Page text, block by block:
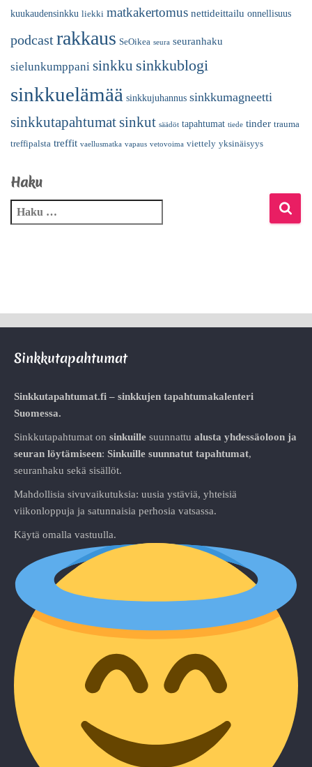
kuukaudensinkku liekki matkakertomus nettideittailu onnellisuus
podcastrakkaus SeOikea seura seuranhaku
sielunkumppani sinkku sinkkublogi
sinkkuelämää sinkkujuhannus sinkkumagneetti
sinkkutapahtumatsinkut säädöt tapahtumat tiede tinder trauma
treffipalsta treffit vaellusmatka vapaus vetovoima viettely yksinäisyys
Haku
Sinkkutapahtumat
Sinkkutapahtumat.fi – sinkkujen tapahtumakalenteri
Suomessa.
Sinkkutapahtumat on sinkuille suunnattu alusta yhdessäoloon ja
seuran löytämiseen: Sinkuille suunnatut tapahtumat,
seuranhaku sekä sisällöt.
Mahdollisia sivuvaikutuksia: uusia ystäviä, yhteisiä
viikonloppuja ja satunnaisia perhosia vatsassa.
Käytä omalla vastuulla.